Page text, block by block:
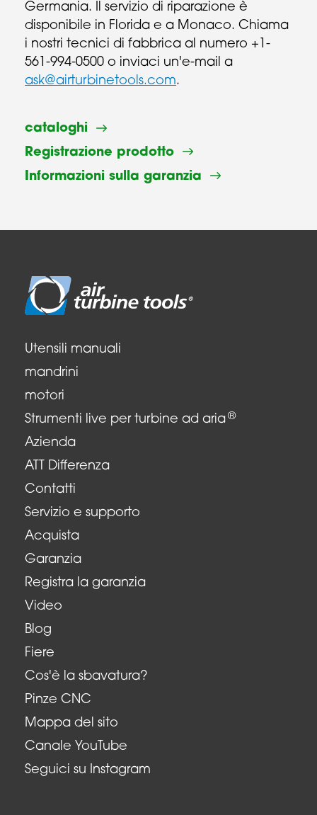
Germania. Il servizio di riparazione è
disponibile in Florida e a Monaco. Chiama
i nostri tecnici di fabbrica al numero +1-
561-994-0500 o inviaci un'e-mail a
ask@airturbinetools.com.
cataloghi
Registrazione prodotto
Informazioni sulla garanzia
Utensili manuali
mandrini
motori
Strumenti live per turbine ad aria ®
Azienda
ATT Differenza
Contatti
Servizio e supporto
Acquista
Garanzia
Registra la garanzia
Video
Blog
Fiere
Cos'è la sbavatura?
Pinze CNC
Mappa del sito
Canale YouTube
Seguici su Instagram